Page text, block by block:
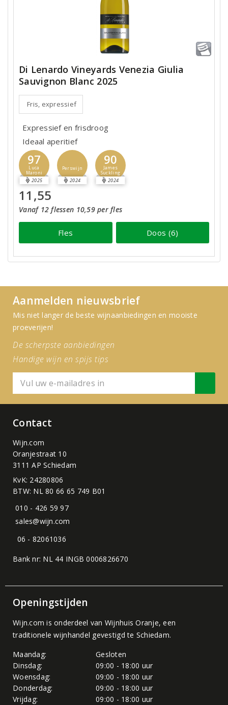
Di Lenardo Vineyards Venezia Giulia
Sauvignon Blanc 2025
Fris, expressief
Expressief en frisdroog
Ideaal aperitief
97
Luca
Maroni
2025
Perswijn
2024
90
James
Suckling
2024
11,55
Vanaf 12 flessen 10,59 per fles
Fles Doos (6)
Aanmelden nieuwsbrief
Mis niet langer de beste wijnaanbiedingen en mooiste
proeverijen!
De scherpste aanbiedingen
Handige wijn en spijs tips
Contact
Wijn.com
Oranjestraat 10
3111 AP Schiedam
KvK: 24280806
BTW: NL 80 66 65 749 B01
010 - 426 59 97
sales@wijn.com
06 - 82061036
Bank nr: NL 44 INGB 0006826670
Openingstijden
Wijn.com is onderdeel van Wijnhuis Oranje, een
traditionele wijnhandel gevestigd te Schiedam.
Maandag:
Gesloten
Dinsdag:
09:00 - 18:00 uur
Woensdag:
09:00 - 18:00 uur
Donderdag:
09:00 - 18:00 uur
Vrijdag:
09:00 - 18:00 uur